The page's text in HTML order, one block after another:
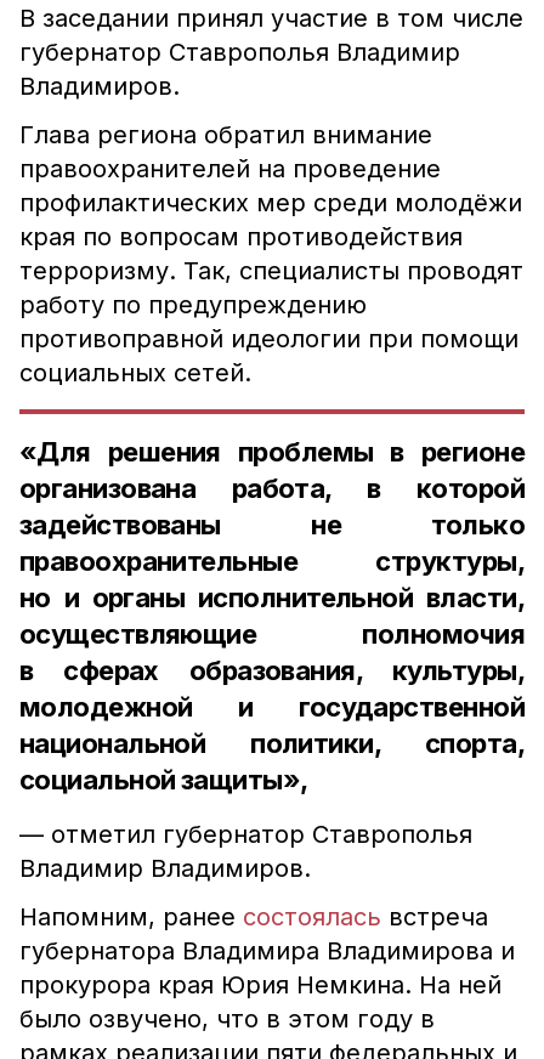
В заседании принял участие в том числе
губернатор Ставрополья Владимир
Владимиров.
Глава региона обратил внимание
правоохранителей на проведение
профилактических мер среди молодёжи
края по вопросам противодействия
терроризму. Так, специалисты проводят
работу по предупреждению
противоправной идеологии при помощи
социальных сетей.
«Для решения проблемы в регионе
организована работа, в которой
задействованы не только
правоохранительные структуры,
но и органы исполнительной власти,
осуществляющие полномочия
в сферах образования, культуры,
молодежной и государственной
национальной политики, спорта,
социальной защиты»,
— отметил губернатор Ставрополья
Владимир Владимиров.
Напомним, ранее состоялась встреча
губернатора Владимира Владимирова и
прокурора края Юрия Немкина. На ней
было озвучено, что в этом году в
рамках реализации пяти федеральных и